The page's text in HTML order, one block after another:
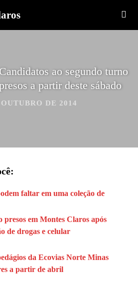
ao segundo turno
a partir deste sábado
DE 2014
faltar em uma coleção de
presos em Montes Claros após
de drogas e celular
da Ecovias Norte Minas
a partir de abril